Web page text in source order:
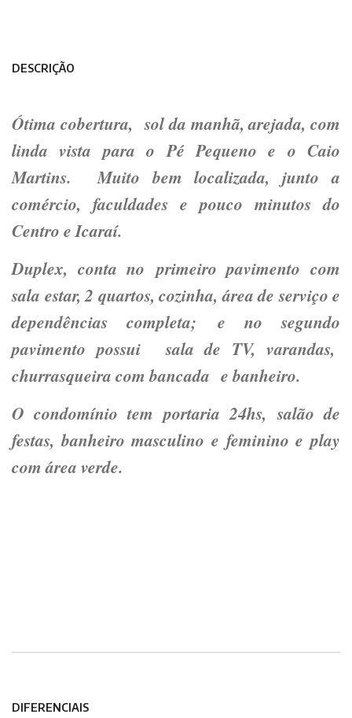
DESCRIÇÃO
Ótima cobertura, sol da manhã, arejada, com
linda vista para o Pé Pequeno e o Caio
Martins. Muito bem localizada, junto a
comércio, faculdades e pouco minutos do
Centro e Icaraí.
Duplex, conta no primeiro pavimento com
sala estar, 2 quartos, cozinha, área de serviço e
dependências completa; e no segundo
pavimento possui sala de TV, varandas,
churrasqueira com bancada e banheiro.
O condomínio tem portaria 24hs, salão de
festas, banheiro masculino e feminino e play
com área verde.
DIFERENCIAIS